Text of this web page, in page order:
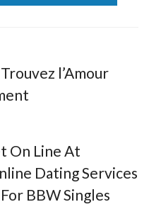
l’Amour
On Line At
Dating Services
BBW Singles